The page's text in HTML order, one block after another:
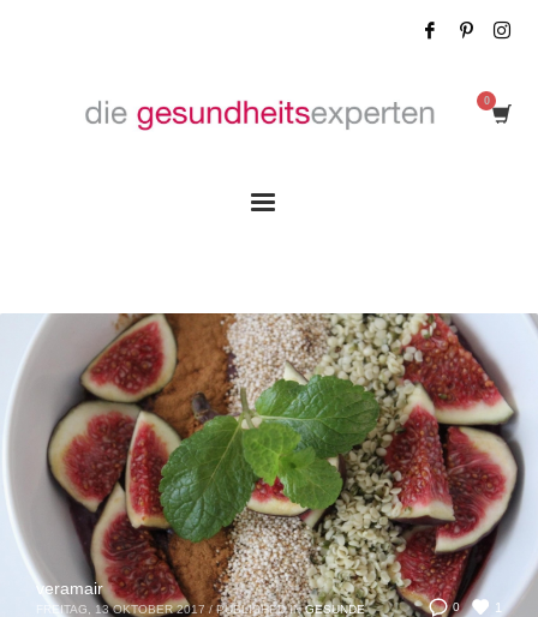
0 1
veramair
FREITAG, 13 OKTOBER 2017 / PUBLISHED IN GESUNDE